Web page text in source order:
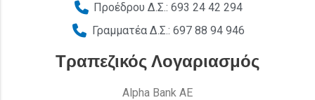
Προέδρου Δ.Σ.: 693 24 42 294
Γραμματέα Δ.Σ.: 697 88 94 946
Τραπεζικός Λογαριασμός
Alpha Bank AE